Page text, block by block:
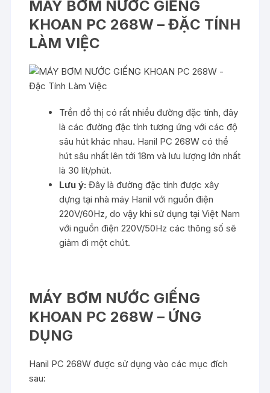
MÁY BƠM NƯỚC GIẾNG
KHOAN PC 268W – ĐẶC TÍNH
LÀM VIỆC
Trền đồ thị có rất nhiều đường đặc tính, đây
là các đường đặc tính tương ứng với các độ
sâu hút khác nhau. Hanil PC 268W có thể
hút sâu nhất lên tới 18m và lưu lượng lớn nhất
là 30 lít/phút.
Lưu ý: Đây là đường đặc tính được xây
dựng tại nhà máy Hanil với nguồn điện
220V/60Hz, do vậy khi sử dụng tại Việt Nam
với nguồn điện 220V/50Hz các thông số sẽ
giảm đi một chút.
MÁY BƠM NƯỚC GIẾNG
KHOAN PC 268W – ỨNG
DỤNG
Hanil PC 268W được sử dụng vào các mục đích
sau: